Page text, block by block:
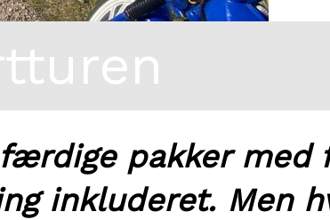
pakker med
inkluderet. Men